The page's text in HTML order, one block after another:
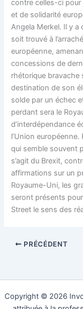
contre celles-ci pour
et de solidarité
Angela Merkel. Il y a
soit trouvé à
européenne,
concessions de
rhétorique
destination de son
solde par un échec
perdant sera le
d’interdépendance
l’Union
qui semble souvent
s’agit du Brexit,
affirmations sur un
Royaume-Uni, les
seront présents
Street le sens des
PRÉCÉDENT
Copyright © 2026